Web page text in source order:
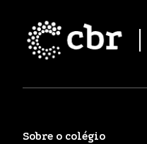
Sobre o colégio